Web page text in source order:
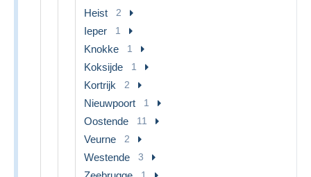
Heist 2
Ieper 1
Knokke 1
Koksijde 1
Kortrijk 2
Nieuwpoort 1
Oostende 11
Veurne 2
Westende 3